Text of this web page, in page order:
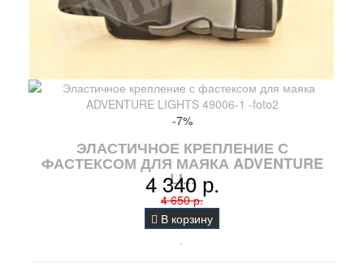
-7%
ЭЛАСТИЧНОЕ КРЕПЛЕНИЕ С
ФАСТЕКСОМ ДЛЯ МАЯКА ADVENTURE
LI...
4 340 р.
4 650 р.
В корзину